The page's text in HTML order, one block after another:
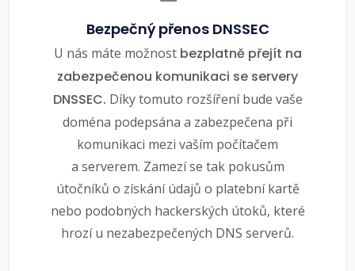
Bezpečný přenos DNSSEC
U nás máte možnost bezplatně přejít na
zabezpečenou komunikaci se servery
DNSSEC. Díky tomuto rozšíření bude vaše
doména podepsána a zabezpečena při
komunikaci mezi vaším počítačem
a serverem. Zamezí se tak pokusům
útočníků o získání údajů o platební kartě
nebo podobných hackerských útoků, které
hrozí u nezabezpečených DNS serverů.